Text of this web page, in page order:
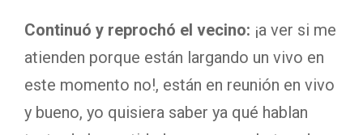
Continuó y reprochó el vecino: ¡a ver si me
atienden porque están largando un vivo en
este momento no!, están en reunión en vivo
y bueno, yo quisiera saber ya qué hablan